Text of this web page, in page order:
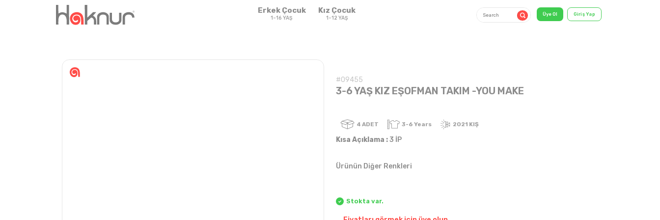
Erkek Çocuk
1-16 YAŞ
Sweatshirt & T-Sweatshirt & T-
#09455
3-6 YAŞ KIZ EŞOFMAN TAKIM -YOU MAKE
4
Kısa Açıklama :3 İP
Ürünün Diğer Renkleri
Stokta var.